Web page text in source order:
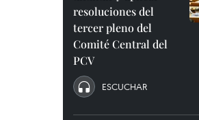
resoluciones del
tercer pleno del
Comité Central del
PCV
ESCUCHAR